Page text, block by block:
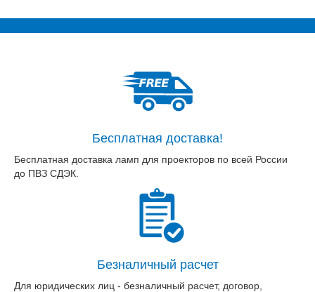
Бесплатная доставка!
Бесплатная доставка ламп для проекторов по всей России
до ПВЗ СДЭК.
Безналичный расчет
Для юридических лиц - безналичный расчет, договор,